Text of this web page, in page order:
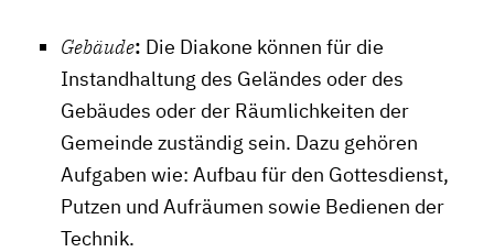
Gebäude: Die Diakone können für die
Instandhaltung des Geländes oder des
Gebäudes oder der Räumlichkeiten der
Gemeinde zuständig sein. Dazu gehören
Aufgaben wie: Aufbau für den Gottesdienst,
Putzen und Aufräumen sowie Bedienen der
Technik.